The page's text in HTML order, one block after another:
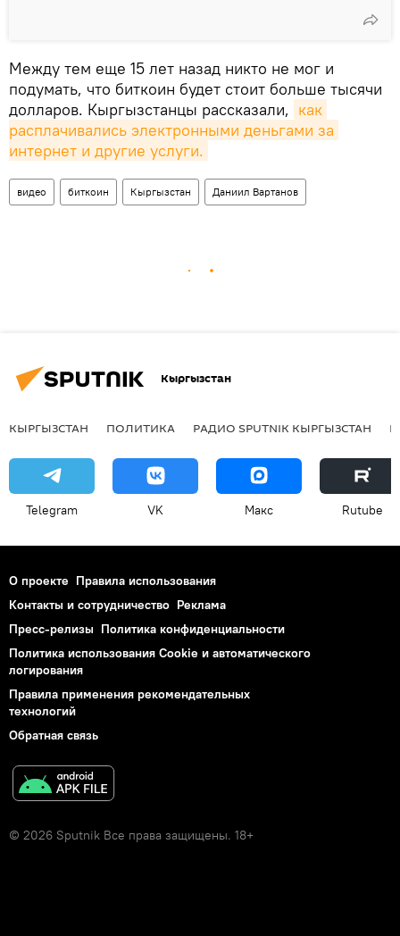
Между тем еще 15 лет назад никто не мог и
подумать, что биткоин будет стоит больше тысячи
долларов. Кыргызстанцы рассказали, как
расплачивались электронными деньгами за
интернет и другие услуги.
видео биткоин Кыргызстан Даниил Вартанов
Кыргызстан
КЫРГЫЗСТАН ПОЛИТИКА РАДИО SPUTNIK КЫРГЫЗСТАН
Telegram VK Макс Rutube
О проекте Правила использования
Контакты и сотрудничество Реклама
Пресс-релизы Политика конфиденциальности
Политика использования Cookie и автоматического
логирования
Правила применения рекомендательных
технологий
Обратная связь
© 2026 Sputnik Все права защищены. 18+